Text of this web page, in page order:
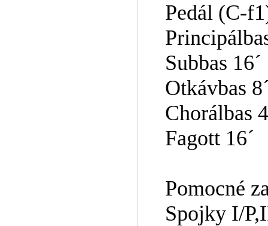
Pedál (C-
Subbas 16´
Otkávbas
Chorálbas
Fagott 16´
Pomocné
Spojky I/